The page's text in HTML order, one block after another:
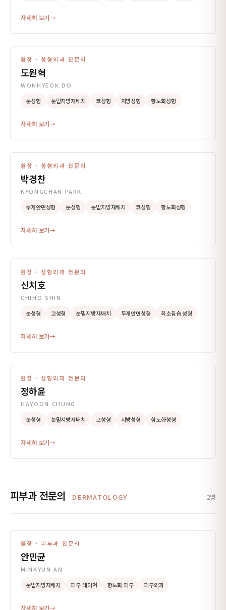
자세히 보기→
원장 · 성형외과 전문의
도원혁
WONHYEOK DO
눈성형
눈밑지방재배치 코성형 지방성형 항노화성형
자세히 보기→
원장 · 성형외과 전문의
박경찬
KYONGCHAN PARK
두개안면성형
눈성형 눈밑지방재배치 코성형 항노화성형
자세히 보기→
원장 · 성형외과 전문의
신치호
CHIHO SHIN
눈성형
코성형 눈밑지방재배치 두개안면성형 최소침습 성형
자세히 보기→
원장 · 성형외과 전문의
정하윤
HAYOON CHUNG
눈성형
눈밑지방재배치 코성형 지방성형 항노화성형
자세히 보기→
피부과 전문의 DERMATOLOGY 2명
원장 · 피부과 전문의
안민균
MINKYUN AN
눈밑지방재배치
피부 레이저 항노화 피부 피부외과
자세히 보기→